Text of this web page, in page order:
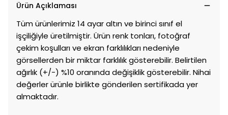
Ürün Açıklaması
Tüm ürünlerimiz 14 ayar altın ve birinci sınıf el
işçiliğiyle üretilmiştir. Ürün renk tonları, fotoğraf
çekim koşulları ve ekran farklılıkları nedeniyle
görsellerden bir miktar farklılık gösterebilir. Belirtilen
ağırlık (+/-) %10 oranında değişiklik gösterebilir. Nihai
değerler ürünle birlikte gönderilen sertifikada yer
almaktadır.